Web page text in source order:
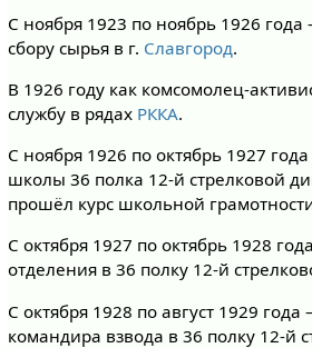
С ноября 1923 по ноябрь 1926
сбору сырья в г. Славгород.
В 1926 году как комсомолец-
службу в рядах РККА.
С ноября 1926 по октябрь 1927
школы 36 полка 12-й стрелковой
прошёл курс школьной
С октября 1927 по октябрь 1928
отделения в 36 полку 12-й
С октября 1928 по август 1929
командира взвода в 36 полку 12-й